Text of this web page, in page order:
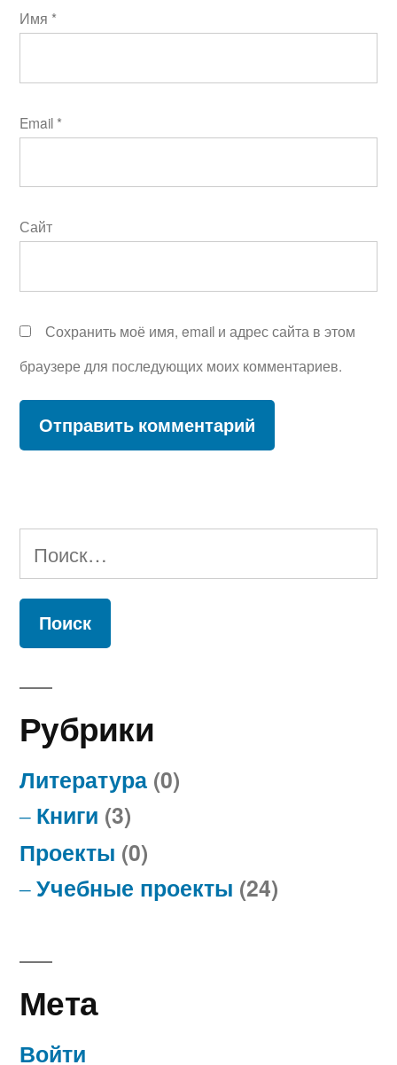
Имя *
Email *
Сайт
Сохранить моё имя, email и адрес сайта в этом
браузере для последующих моих комментариев.
Найти:
Рубрики
Литература (0)
Книги (3)
Проекты (0)
Учебные проекты (24)
Мета
Войти